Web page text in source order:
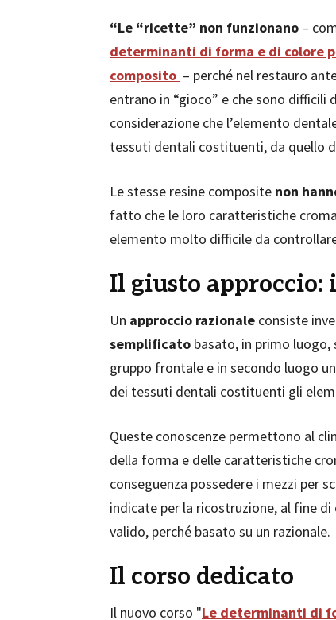
“Le “ricette” non funzionano –
determinanti di forma e di colore
composito – perché nel restauro
entrano in “gioco” e che sono
considerazione che l’elemento
tessuti dentali costituenti, da quello
Le stesse resine composite non
fatto che le loro caratteristiche
elemento molto difficile da
Il giusto approccio:
Un approccio razionale consiste
semplificato basato, in primo
gruppo frontale e in secondo luogo
dei tessuti dentali costituenti gli
Queste conoscenze permettono al
della forma e delle caratteristiche
conseguenza possedere i mezzi per
indicate per la ricostruzione, al fine
valido, perché basato su un razionale.
Il corso dedicato
Il nuovo corso "Le determinanti di